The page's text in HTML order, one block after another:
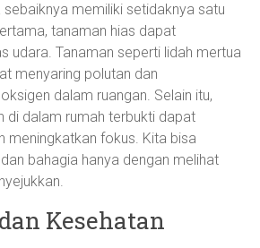
memiliki setidaknya satu
tanaman hias dapat
udara. Tanaman seperti lidah mertua
menyaring polutan dan
dalam ruangan. Selain itu,
di dalam rumah terbukti dapat
meningkatkan fokus. Kita bisa
bahagia hanya dengan melihat
Kesehatan